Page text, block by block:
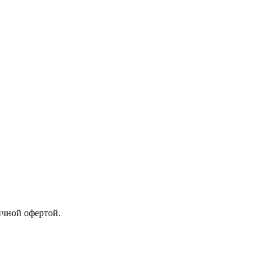
офертой.